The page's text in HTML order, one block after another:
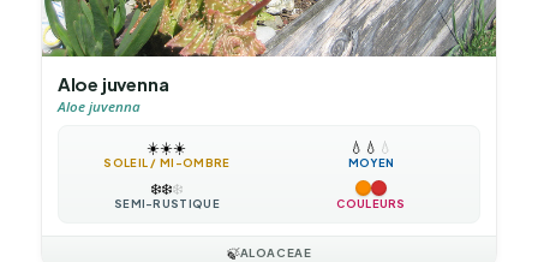
Aloe juvenna
Aloe juvenna
☀️☀️☀️
SOLEIL / MI-OMBRE
💧 💧 💧
MOYEN
❄️❄️❄️
SEMI-RUSTIQUE COULEURS
🍃ALOACEAE